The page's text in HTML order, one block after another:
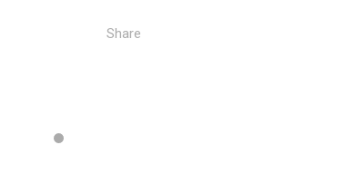
Share